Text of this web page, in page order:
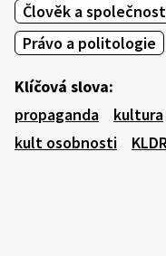
Člověk a společnost
Právo a politologie
Klíčová slova:
propaganda
kultura
kult osobnosti